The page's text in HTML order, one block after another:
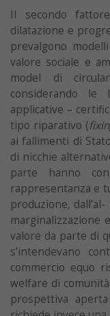
Il secondo
dilatazione e
prevalgono
valore sociale e
model di
considerando le
applicative –
tipo riparativo (
ai fallimenti di
di nicchie
parte hanno
rappresentanza e
produzione,
marginalizzazione
valore da parte di
s’intendevano
commercio equo
welfare di
prospettiva